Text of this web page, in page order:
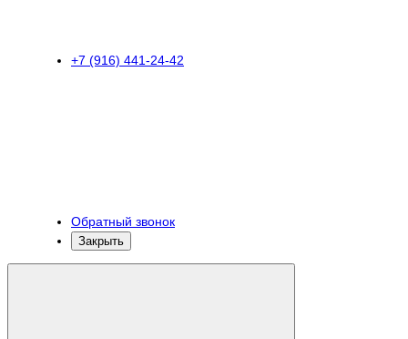
+7 (916) 441-24-42
Обратный звонок
Закрыть